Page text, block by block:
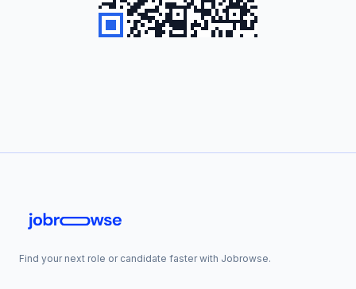
Find your next role or candidate faster with Jobrowse.